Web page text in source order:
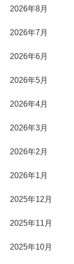
2026年8月
2026年7月
2026年6月
2026年5月
2026年4月
2026年3月
2026年2月
2026年1月
2025年12月
2025年11月
2025年10月